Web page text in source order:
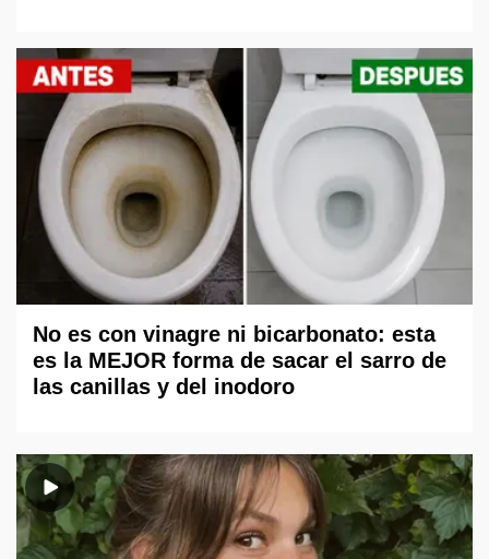
No es con vinagre ni bicarbonato: esta
es la MEJOR forma de sacar el sarro de
las canillas y del inodoro